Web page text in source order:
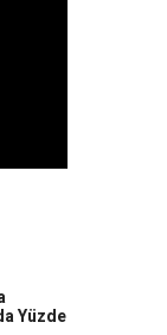
Yüzde